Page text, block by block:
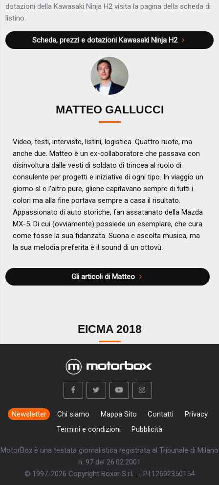
dotazioni della Kawasaki Ninja H2 visita la pagina della scheda di
listino.
Scheda, prezzi e dotazioni Kawasaki Ninja H2
MATTEO GALLUCCI
Video, testi, interviste, listini, logistica. Quattro ruote, ma
anche due. Matteo è un ex-collaboratore che passava con
disinvoltura dalle vesti di soldato di trincea al ruolo di
consulente per progetti e iniziative di ogni tipo. In viaggio un
giorno sì e l’altro pure, gliene capitavano sempre di tutti i
colori ma alla fine portava sempre a casa il risultato.
Appassionato di auto storiche, fan assatanato della Mazda
MX-5. Di cui (ovviamente) possiede un esemplare, che cura
come fosse la sua fidanzata. Suona e ascolta musica, ma
la sua melodia preferita è il sound di un ottovù.
Gli articoli di Matteo
EICMA 2018
Newsletter Chi siamo Mappa Sito Contatti
Privacy
Termini e condizioni
Pubblicità
MotorBox è una testata giornalistica registrata al Tribunale di Milano
n. 97 del 26.02.2001
© 1997-2026 Copyright Boxer S.r.L. - P.I:12602350154